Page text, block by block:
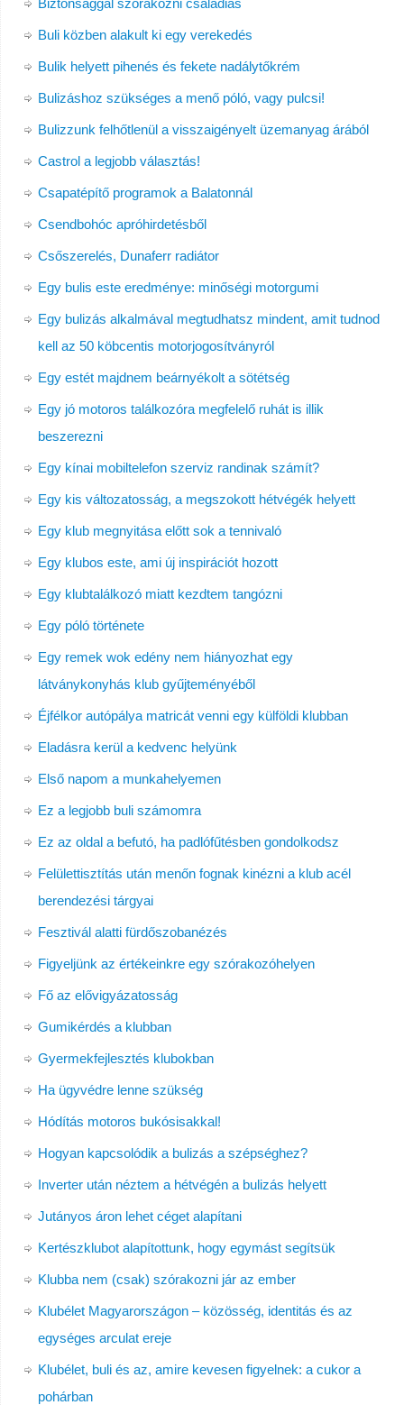
Buli közben alakult ki egy verekedés
Bulik helyett pihenés és fekete nadálytőkrém
Bulizáshoz szükséges a menő póló, vagy pulcsi!
Bulizzunk felhőtlenül a visszaigényelt üzemanyag árából
Castrol a legjobb választás!
Csapatépítő programok a Balatonnál
Csendbohóc apróhirdetésből
Csőszerelés, Dunaferr radiátor
Egy bulis este eredménye: minőségi motorgumi
Egy bulizás alkalmával megtudhatsz mindent, amit tudnod
kell az 50 köbcentis motorjogosítványról
Egy estét majdnem beárnyékolt a sötétség
Egy jó motoros találkozóra megfelelő ruhát is illik
beszerezni
Egy kínai mobiltelefon szerviz randinak számít?
Egy kis változatosság, a megszokott hétvégék helyett
Egy klub megnyitása előtt sok a tennivaló
Egy klubos este, ami új inspirációt hozott
Egy klubtalálkozó miatt kezdtem tangózni
Egy póló története
Egy remek wok edény nem hiányozhat egy
látványkonyhás klub gyűjteményéből
Éjfélkor autópálya matricát venni egy külföldi klubban
Eladásra kerül a kedvenc helyünk
Első napom a munkahelyemen
Ez a legjobb buli számomra
Ez az oldal a befutó, ha padlófűtésben gondolkodsz
Felülettisztítás után menőn fognak kinézni a klub acél
berendezési tárgyai
Fesztivál alatti fürdőszobanézés
Figyeljünk az értékeinkre egy szórakozóhelyen
Fő az elővigyázatosság
Gumikérdés a klubban
Gyermekfejlesztés klubokban
Ha ügyvédre lenne szükség
Hódítás motoros bukósisakkal!
Hogyan kapcsolódik a bulizás a szépséghez?
Inverter után néztem a hétvégén a bulizás helyett
Jutányos áron lehet céget alapítani
Kertészklubot alapítottunk, hogy egymást segítsük
Klubba nem (csak) szórakozni jár az ember
Klubélet Magyarországon – közösség, identitás és az
egységes arculat ereje
Klubélet, buli és az, amire kevesen figyelnek: a cukor a
pohárban